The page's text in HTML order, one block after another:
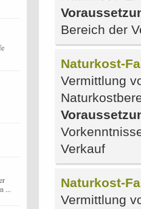
Bereich der
Naturkost-
Vermittlung
Verkauf
Naturkost-
Vermittlung
...